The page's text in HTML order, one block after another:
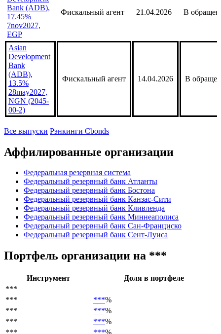
Bank (ADB),
17.45%
7nov2027,
EGP
Фискальный агент 21.04.2026 В
Asian
Development
Bank
(ADB),
13.5%
28may2027,
NGN (2045-
00-2)
Фискальный агент 14.04.2026 В
Все выпуски Рэнкинги Cbonds
Аффилированные организации
Федеральная резервная система
Федеральный резервный банк Атланты
Федеральный резервный банк Бостона
Федеральный резервный банк Канзас-Сити
Федеральный резервный банк Кливленда
Федеральный резервный банк Миннеаполиса
Федеральный резервный банк Сан-Франциско
Федеральный резервный банк Сент-Луиса
Портфель организации на ***
Инструмент
Доля в портфеле
***
***
***%
***
***%
***
***%